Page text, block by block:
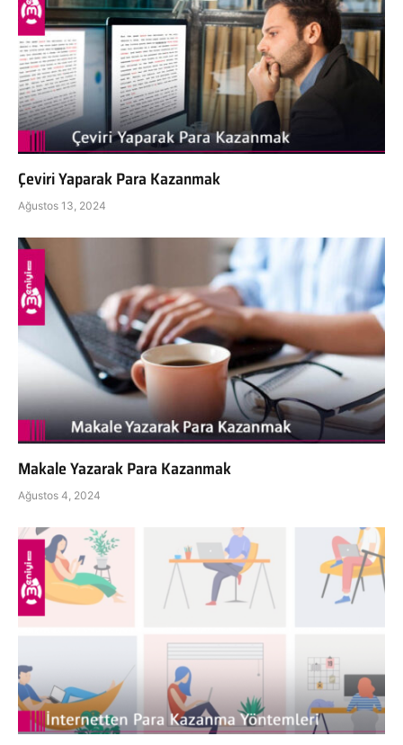
Çeviri Yaparak Para Kazanmak
Ağustos 13, 2024
Makale Yazarak Para Kazanmak
Ağustos 4, 2024